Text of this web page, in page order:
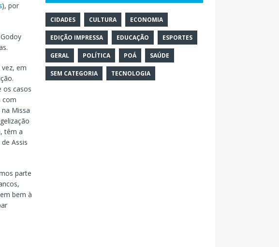
), por
em
os casos
com
Missa
têm a
Assis
parte
bem à
CIDADES CULTURA ECONOMIA
EDIÇÃO IMPRESSA EDUCAÇÃO ESPORTES
GERAL POLÍTICA POÁ SAÚDE
SEM CATEGORIA TECNOLOGIA